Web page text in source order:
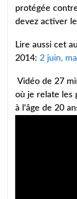
protégée
devez activer
Lire aussi cet
2014: 2 juin,
Vidéo de 27
où je relate les
à l'âge de 20